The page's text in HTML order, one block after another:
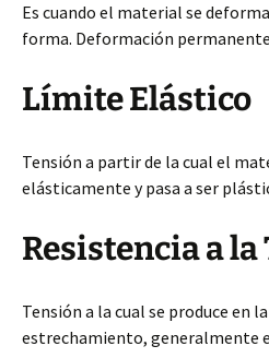
Es cuando el material se
forma. Deformación
Límite Elástico
Tensión a partir de la cual el
elásticamente y pasa a ser
Resistencia a
Tensión a la cual se produce en
estrechamiento, generalmente